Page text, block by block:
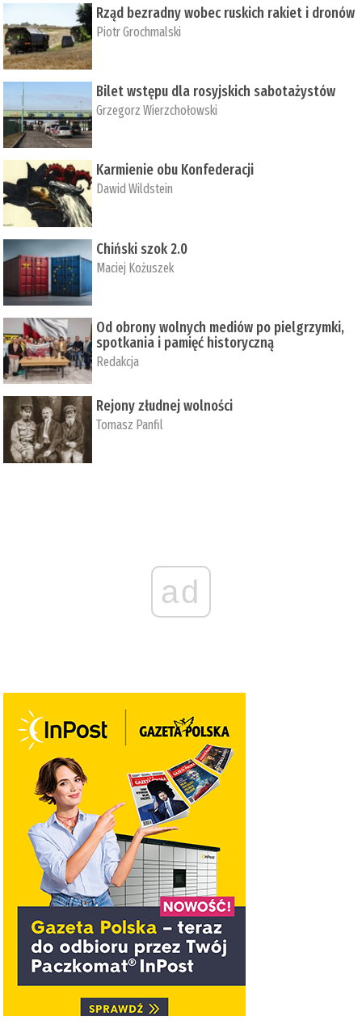
Rząd bezradny wobec ruskich rakiet i dronów
Piotr Grochmalski
Bilet wstępu dla rosyjskich sabotażystów
Grzegorz Wierzchołowski
Karmienie obu Konfederacji
Dawid Wildstein
Chiński szok 2.0
Maciej Kożuszek
Od obrony wolnych mediów po pielgrzymki,
spotkania i pamięć historyczną
Redakcja
Rejony złudnej wolności
Tomasz Panfil
ad